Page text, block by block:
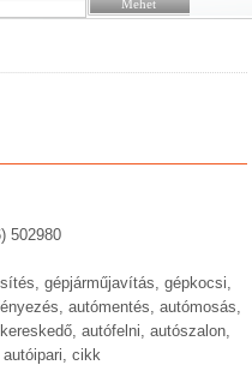
502980
gépjárműjavítás, gépkocsi,
autómentés, autómosás,
autófelni, autószalon,
cikk